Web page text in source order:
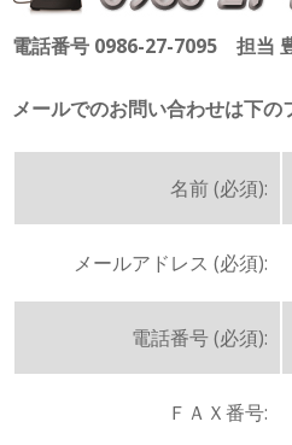
電話番号 0986-27-7095 担当
メールでのお問い合わせは下
名前 (必須):
メールアドレス (必須):
電話番号 (必須):
ＦＡＸ番号: